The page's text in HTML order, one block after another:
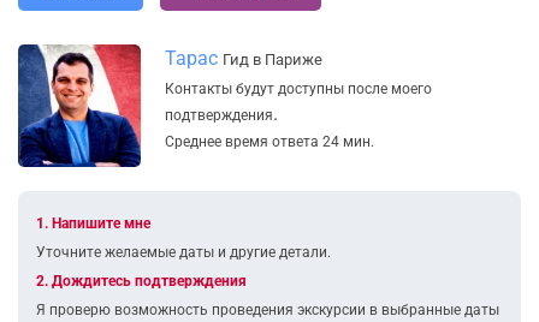
Тарас Гид в Париже
Контакты будут доступны после моего
подтверждения.
Среднее время ответа 24 мин.
1. Напишите мне
Уточните желаемые даты и другие детали.
2. Дождитесь подтверждения
Я проверю возможность проведения экскурсии в выбранные даты